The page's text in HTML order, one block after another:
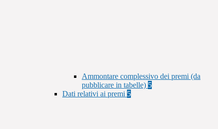
Ammontare complessivo dei premi (da
pubblicare in tabelle) 5
Dati relativi ai premi 5